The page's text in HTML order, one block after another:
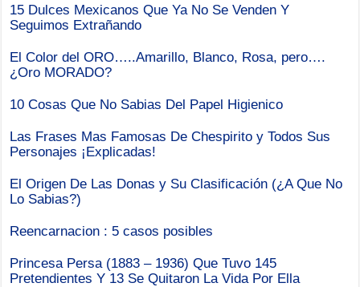
15 Dulces Mexicanos Que Ya No Se Venden Y
Seguimos Extrañando
El Color del ORO…..Amarillo, Blanco, Rosa, pero….
¿Oro MORADO?
10 Cosas Que No Sabias Del Papel Higienico
Las Frases Mas Famosas De Chespirito y Todos Sus
Personajes ¡Explicadas!
El Origen De Las Donas y Su Clasificación (¿A Que No
Lo Sabias?)
Reencarnacion : 5 casos posibles
Princesa Persa (1883 – 1936) Que Tuvo 145
Pretendientes Y 13 Se Quitaron La Vida Por Ella